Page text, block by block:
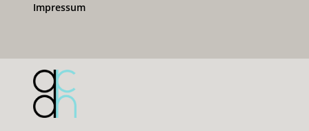
Impressum